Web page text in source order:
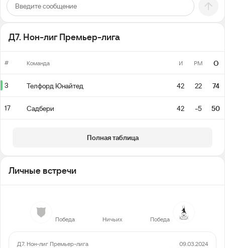
Д7. Нон-лиг Премьер-лига
# Команда И РМ О
3 Телфорд Юнайтед 42 22 74
17 Садбери 42 -5 50
Полная таблица
Личные встречи
Победа Ничьих Победа
Д7. Нон-лиг Премьер-лига 09.03.2024